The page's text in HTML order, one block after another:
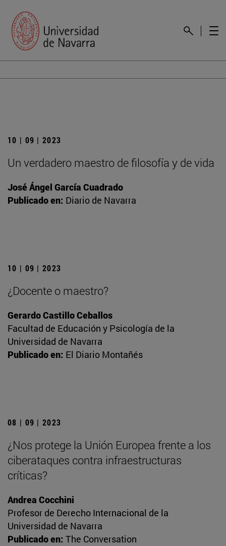
10 | 09 | 2023
Un verdadero maestro de filosofía y de vida
José Ángel García Cuadrado
Publicado en: Diario de Navarra
10 | 09 | 2023
¿Docente o maestro?
Gerardo Castillo Ceballos
Facultad de Educación y Psicología de la
Universidad de Navarra
Publicado en: El Diario Montañés
08 | 09 | 2023
¿Nos protege la Unión Europea frente a los
ciberataques contra infraestructuras
críticas?
Andrea Cocchini
Profesor de Derecho Internacional de la
Universidad de Navarra
Publicado en: The Conversation